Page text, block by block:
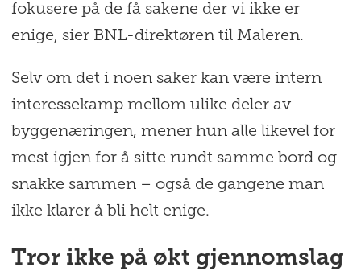
fokusere på de få sakene der vi ikke er
enige, sier BNL-direktøren til Maleren.
Selv om det i noen saker kan være intern
interessekamp mellom ulike deler av
byggenæringen, mener hun alle likevel for
mest igjen for å sitte rundt samme bord og
snakke sammen – også de gangene man
ikke klarer å bli helt enige.
Tror ikke på økt gjennomslag